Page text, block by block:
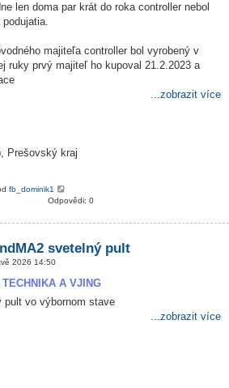
len doma par krát do roka controller nebol
majiteľa controller bol vyrobený v
ruky prvý majiteľ ho kupoval 21.2.2023 a
...zobrazit více
Prešovský kraj
fb_dominik1
Odpovědi: 0
svetelný pult
2026 14:50
A VJING
pult vo výbornom stave
...zobrazit více